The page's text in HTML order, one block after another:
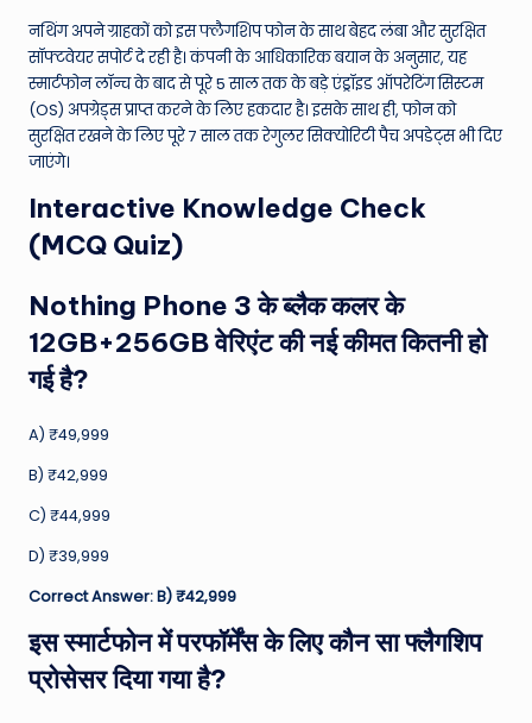
नथिंग अपने ग्राहकों को इस फ्लैगशिप फोन के साथ बेहद लंबा और सुरक्षित
सॉफ्टवेयर सपोर्ट दे रही है। कंपनी के आधिकारिक बयान के अनुसार, यह
स्मार्टफोन लॉन्च के बाद से पूरे 5 साल तक के बड़े एंड्रॉइड ऑपरेटिंग सिस्टम
(OS) अपग्रेड्स प्राप्त करने के लिए हकदार है। इसके साथ ही, फोन को
सुरक्षित रखने के लिए पूरे 7 साल तक रेगुलर सिक्योरिटी पैच अपडेट्स भी दिए
जाएंगे।
Interactive Knowledge Check
(MCQ Quiz)
Nothing Phone 3 के ब्लैक कलर के
12GB+256GB वेरिएंट की नई कीमत कितनी हो
गई है?
A) ₹49,999
B) ₹42,999
C) ₹44,999
D) ₹39,999
Correct Answer: B) ₹42,999
इस स्मार्टफोन में परफॉर्मेंस के लिए कौन सा फ्लैगशिप
प्रोसेसर दिया गया है?